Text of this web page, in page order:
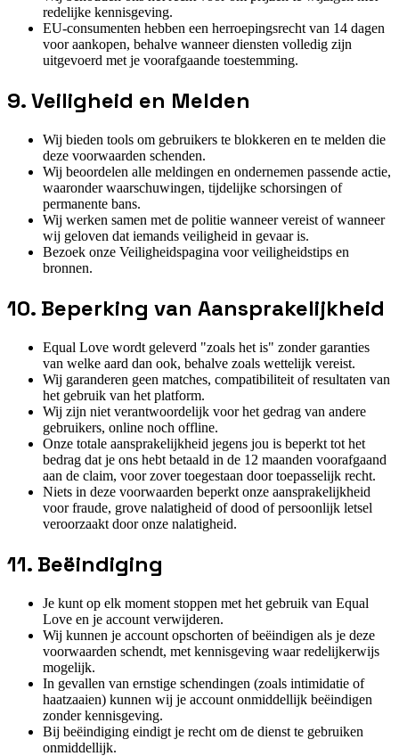
redelijke kennisgeving.
EU-consumenten hebben een herroepingsrecht van 14 dagen
voor aankopen, behalve wanneer diensten volledig zijn
uitgevoerd met je voorafgaande toestemming.
9. Veiligheid en Melden
Wij bieden tools om gebruikers te blokkeren en te melden die
deze voorwaarden schenden.
Wij beoordelen alle meldingen en ondernemen passende actie,
waaronder waarschuwingen, tijdelijke schorsingen of
permanente bans.
Wij werken samen met de politie wanneer vereist of wanneer
wij geloven dat iemands veiligheid in gevaar is.
Bezoek onze Veiligheidspagina voor veiligheidstips en
bronnen.
10. Beperking van Aansprakelijkheid
Equal Love wordt geleverd "zoals het is" zonder garanties
van welke aard dan ook, behalve zoals wettelijk vereist.
Wij garanderen geen matches, compatibiliteit of resultaten van
het gebruik van het platform.
Wij zijn niet verantwoordelijk voor het gedrag van andere
gebruikers, online noch offline.
Onze totale aansprakelijkheid jegens jou is beperkt tot het
bedrag dat je ons hebt betaald in de 12 maanden voorafgaand
aan de claim, voor zover toegestaan door toepasselijk recht.
Niets in deze voorwaarden beperkt onze aansprakelijkheid
voor fraude, grove nalatigheid of dood of persoonlijk letsel
veroorzaakt door onze nalatigheid.
11. Beëindiging
Je kunt op elk moment stoppen met het gebruik van Equal
Love en je account verwijderen.
Wij kunnen je account opschorten of beëindigen als je deze
voorwaarden schendt, met kennisgeving waar redelijkerwijs
mogelijk.
In gevallen van ernstige schendingen (zoals intimidatie of
haatzaaien) kunnen wij je account onmiddellijk beëindigen
zonder kennisgeving.
Bij beëindiging eindigt je recht om de dienst te gebruiken
onmiddellijk.